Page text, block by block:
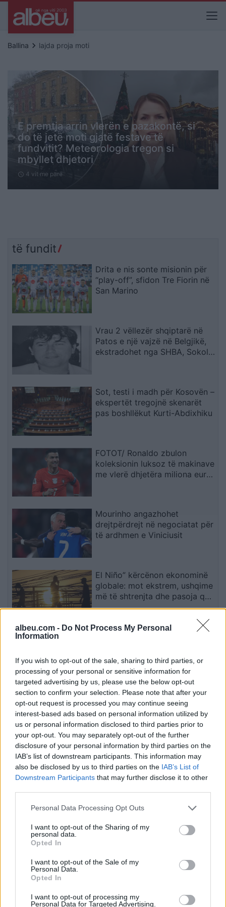
albeu.com - Do Not Process My Personal
Information
If you wish to opt-out of the sale, sharing to third parties, or
processing of your personal or sensitive information for
targeted advertising by us, please use the below opt-out
section to confirm your selection. Please note that after your
opt-out request is processed you may continue seeing
interest-based ads based on personal information utilized by
us or personal information disclosed to third parties prior to
your opt-out. You may separately opt-out of the further
disclosure of your personal information by third parties on the
IAB’s list of downstream participants. This information may
also be disclosed by us to third parties on the IAB’s List of
Downstream Participants that may further disclose it to other
Personal Data Processing Opt Outs
I want to opt-out of the Sharing of my
personal data.
Opted In
I want to opt-out of the Sale of my
Personal Data.
Opted In
I want to opt-out of processing my
Personal Data for Targeted Advertising.
Ballina keyboard_arrow_right lajda proja moti
E premtja arrin vlerën e pazakontë, si
do të jetë moti gjatë festave të
fundvitit? Meteorologia tregon si
mbyllet dhjetori
schedule 4 vit me parë
të fundit
Drita e nis sonte misionin për
“play-off”, sfidon Tre Fiorin në
San Marino
Vrau 2 vëllezër shqiptarë në
Patos e një vajzë në Belgjikë,
ekstradohet nga SHBA, Sokol
Sot, testi i madh për Kosovën –
ekspertët tregojnë skenarët
pas boshllëkut Kurti-Abdixhiku
FOTOT/ Ronaldo zbulon
koleksionin luksoz të makinave
me vlerë dhjetëra miliona euro:
Mourinho angazhohet
drejtpërdrejt në negociatat për
të ardhmen e Viniciusit
El Niño” kërcënon ekonominë
globale: mot ekstrem, ushqime
më të shtrenjta dhe pasoja që
mund të zgjasin me vite
Hormuzit: Negociatat në fazën
përfundimtare
Esim for Global
Esim for USA | Esim for Italy Esim for Spain|Esim